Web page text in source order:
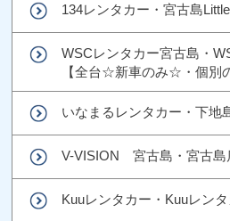
134レンタカー・宮古島
WSCレンタカー宮古島・
【全台☆新車のみ☆・個別
いなまるレンタカー・下地
V-VISION 宮古島・宮古島
Kuuレンタカー・Kuuレン